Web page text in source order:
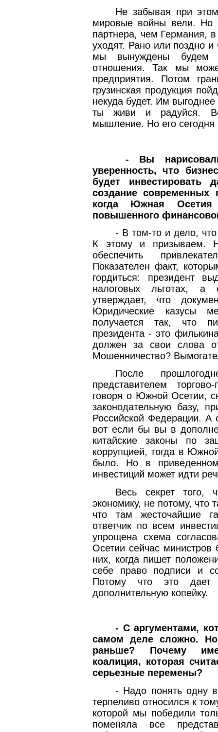
Не забывая при
мировые войны вели. Но
партнера, чем Германия, в
уходят. Рано или поздно
мы вынуждены будем
отношения. Так мы
предприятия. Потом
грузинская продукция
некуда будет. Им
ты живи и радуйся.
мышление. Но его сегодня
- Вы
уверенность, что
будет инвестировать
создание современных
когда Южная Осетия
повышенного
- В том-то и дело,
К этому и призываем.
обеспечить
Показателен факт,
гордиться: президент
налоговых льготах, а
утверждает, что
Юридические казусы
получается так, что
президента - это
должен за свои слова
Мошенничество?
После
представителем
говоря о Южной Осетии,
законодательную базу,
Российской Федерации. А
вот если бы вы в
китайские законы по
коррупцией, тогда в
было. Но в
инвестиций может идти
Весь секрет того,
экономику, не потому, что
что там жесточайшие
ответчик по всем
упрощена схема
Осетии сейчас
них, когда пишет
себе право подписи и
Потому что это дает
дополнительную копейку.
- С аргументами,
самом деле сложно.
раньше? Почему
коалиция, которая
серьезные перемены?
- Надо понять одну
терпеливо относился к
которой мы победили
поменяла все